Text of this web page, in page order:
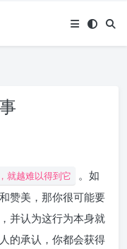
就越难以得到它
。如
赞美，那你很可能要
并认为这行为本身就
的承认，你都会获得